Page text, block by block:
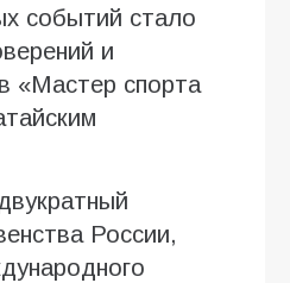
событий стало
и
«Мастер спорта
России,